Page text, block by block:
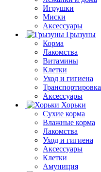
Игрушки
Миски
Аксессуары
Грызуны
Корма
Лакомства
Витамины
Клетки
Уход и гигиена
Транспортировка
Аксессуары
Хорьки
Сухие корма
Влажные корма
Лакомства
Уход и гигиена
Аксессуары
Клетки
Амуниция